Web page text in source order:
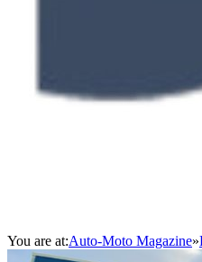
You are at:Auto-Moto Magazine»